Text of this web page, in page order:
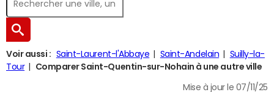
Voir aussi : Saint-Laurent-l'Abbaye Saint-Andelain
Suilly-la-
Tour
Comparer Saint-Quentin-sur-Nohain à une autre ville
Mise à jour le 07/11/25